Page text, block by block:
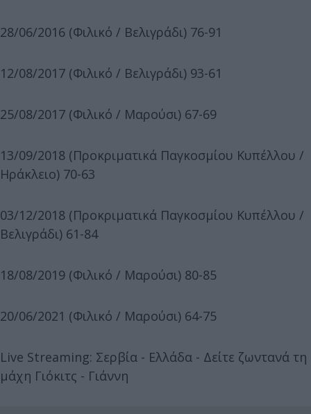
28/06/2016 (Φιλικό / Βελιγράδι) 76-91
12/08/2017 (Φιλικό / Βελιγράδι) 93-61
25/08/2017 (Φιλικό / Μαρούσι) 67-69
13/09/2018 (Προκριματικά Παγκοσμίου Κυπέλλου /
Ηράκλειο) 70-63
03/12/2018 (Προκριματικά Παγκοσμίου Κυπέλλου /
Βελιγράδι) 61-84
18/08/2019 (Φιλικό / Μαρούσι) 80-85
20/06/2021 (Φιλικό / Μαρούσι) 64-75
Live Streaming: Σερβία - Ελλάδα - Δείτε ζωντανά τη
μάχη Γιόκιτς - Γιάννη